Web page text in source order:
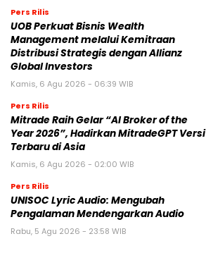
Pers Rilis
UOB Perkuat Bisnis Wealth
Management melalui Kemitraan
Distribusi Strategis dengan Allianz
Global Investors
Kamis, 6 Agu 2026 - 06:39 WIB
Pers Rilis
Mitrade Raih Gelar “AI Broker of the
Year 2026”, Hadirkan MitradeGPT Versi
Terbaru di Asia
Kamis, 6 Agu 2026 - 02:00 WIB
Pers Rilis
UNISOC Lyric Audio: Mengubah
Pengalaman Mendengarkan Audio
Rabu, 5 Agu 2026 - 23:58 WIB